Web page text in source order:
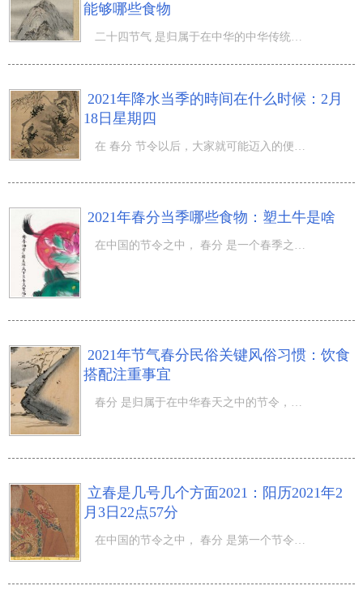
能够哪些食物
二十四节气 是归属于在中华的中华传统文化之一，而在二十四节气之中第一个节令也就是 春分 节令了，那麼202
2021年降水当季的時间在什么时候：2月
18日星期四
在 春分 节令以后，大家就可能迈入的便是 降水 这一节令，而谈起雨水节气的情况下有一部分人依然会感觉生疏
2021年春分当季哪些食物：塑土牛是啥
在中国的节令之中， 春分 是一个春季之中的节令，在春分的情况下大家也会出现一些关键的风俗习惯主题活动，
2021年节气春分民俗关键风俗习惯：饮食
搭配注重事宜
春分 是归属于在中华春天之中的节令，在春分来临的情况下也意味着了春季的刚开始，那麼2021年节气春分民俗
立春是几号几个方面2021：阳历2021年2
月3日22点57分